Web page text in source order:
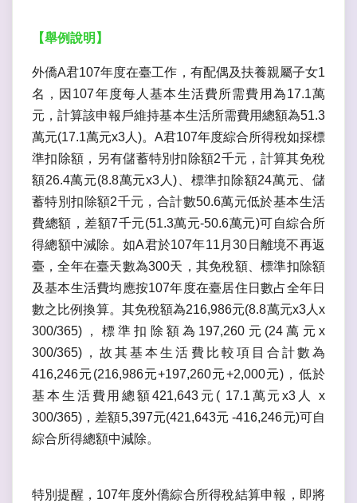
【舉例說明】
外僑A君107年度在臺工作，有配偶及扶養親屬子女1
名，因107年度每人基本生活費所需費用為17.1萬
元，計算該申報戶維持基本生活所需費用總額為51.3
萬元(17.1萬元x3人)。A君107年度綜合所得稅如採標
準扣除額，另有儲蓄特別扣除額2千元，計算其免稅
額26.4萬元(8.8萬元x3人)、標準扣除額24萬元、儲
蓄特別扣除額2千元，合計數50.6萬元低於基本生活
費總額，差額7千元(51.3萬元-50.6萬元)可自綜合所
得總額中減除。如A君於107年11月30日離境不再返
臺，全年在臺天數為300天，其免稅額、標準扣除額
及基本生活費均應按107年度在臺居住日數占全年日
數之比例換算。其免稅額為216,986元(8.8萬元x3人x
300/365)，標準扣除額為197,260元(24萬元x
300/365)，故其基本生活費比較項目合計數為
416,246元(216,986元+197,260元+2,000元)，低於
基本生活費用總額421,643元( 17.1萬元x3人 x
300/365)，差額5,397元(421,643元 -416,246元)可自
綜合所得總額中減除。
特別提醒，107年度外僑綜合所得稅結算申報，即將